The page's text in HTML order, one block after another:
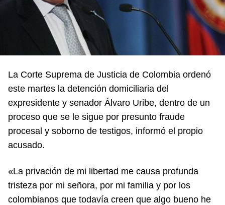
La Corte Suprema de Justicia de Colombia ordenó
este martes la detención domiciliaria del
expresidente y senador Álvaro Uribe, dentro de un
proceso que se le sigue por presunto fraude
procesal y soborno de testigos, informó el propio
acusado.
«La privación de mi libertad me causa profunda
tristeza por mi señora, por mi familia y por los
colombianos que todavía creen que algo bueno he